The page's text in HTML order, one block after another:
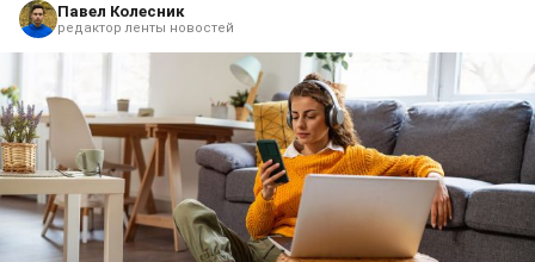
Павел Колесник
редактор ленты новостей